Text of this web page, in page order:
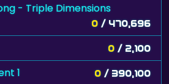
- Triple Dimensions
0 / 470,696
0 / 2,100
1 0 / 390,100